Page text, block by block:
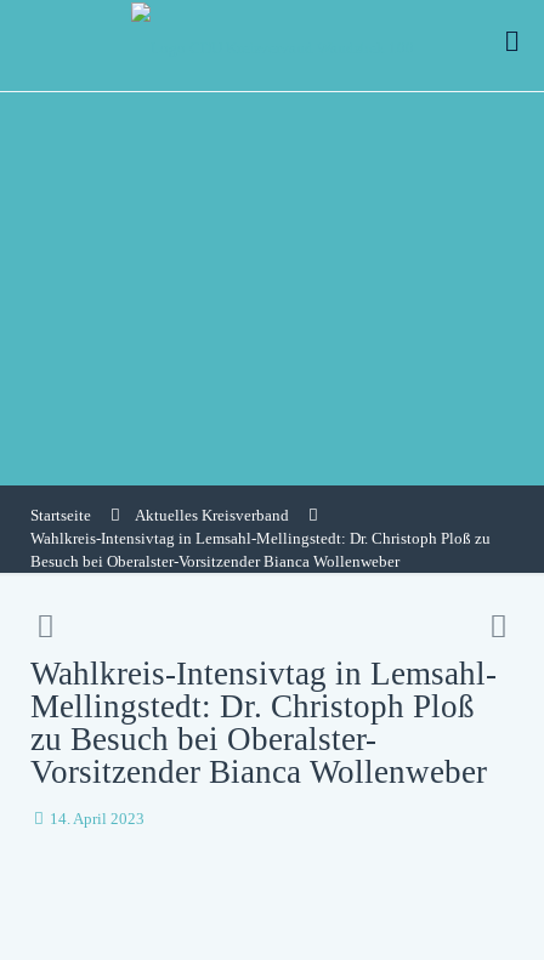
Startseite
Aktuelles Kreisverband
Wahlkreis-Intensivtag in Lemsahl-Mellingstedt: Dr. Christoph Ploß zu
Besuch bei Oberalster-Vorsitzender Bianca Wollenweber
Wahlkreis-Intensivtag in Lemsahl-
Mellingstedt: Dr. Christoph Ploß
zu Besuch bei Oberalster-
Vorsitzender Bianca Wollenweber
14. April 2023